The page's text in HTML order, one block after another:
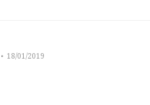
18/01/2019